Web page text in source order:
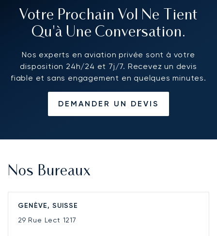
Votre Prochain Vol Ne Tient
Qu'à Une Conversation.
Nos experts en aviation privée sont à votre
disposition 24h/24 et 7j/7. Recevez un devis
fiable et sans engagement en quelques minutes.
DEMANDER UN DEVIS
Nos Bureaux
GENÈVE, SUISSE
29 Rue Lect 1217